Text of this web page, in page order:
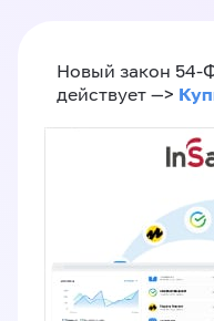
Новый закон 54-
действует —>